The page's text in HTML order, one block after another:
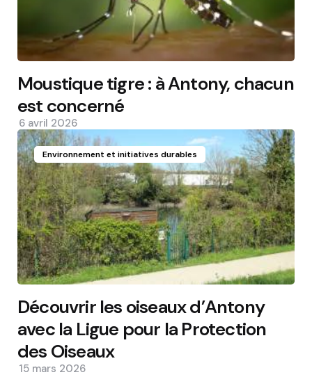
Moustique tigre : à Antony, chacun
est concerné
6 avril 2026
Environnement et initiatives durables
Découvrir les oiseaux d’Antony
avec la Ligue pour la Protection
des Oiseaux
15 mars 2026